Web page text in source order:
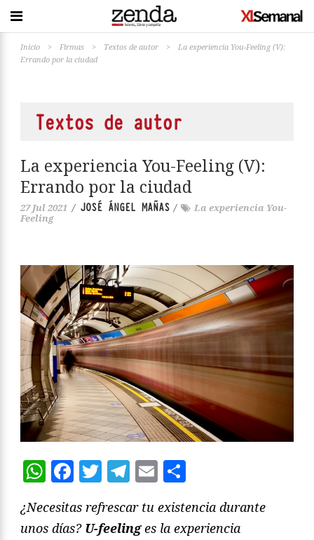
Inicio > Firmas > Textos de autor >
La experiencia You-Feeling (V):
Errando por la ciudad
Textos de autor
La experiencia You-Feeling (V):
Errando por la ciudad
27 Jul 2021 / JOSÉ ÁNGEL MAÑAS /
La experiencia You-
Feeling
WhatsApp
Facebook
Twitter
Telegram
Email
¿Necesitas refrescar tu existencia durante
unos días? U-feelinges la experiencia